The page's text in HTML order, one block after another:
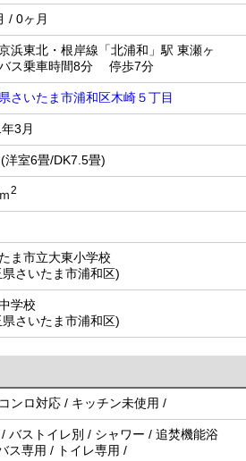
/ 0ヶ月
京浜東北・根岸線「北浦和」駅 東瀬ヶ
ス乗車時間8分 停歩7分
さいたま市浦和区木崎５丁目
3月
洋室6畳/DK7.5畳)
2
ま市立大東小学校
さいたま市浦和区)
学校
さいたま市浦和区)
ンロ対応 / キッチン未使用 /
バストイレ別 / シャワー / 追焚機能浴
ス専用 / トイレ専用 /